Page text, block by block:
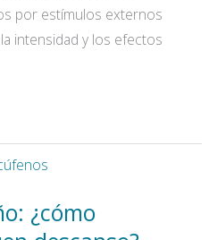
por estímulos externos
intensidad y los efectos
¿cómo